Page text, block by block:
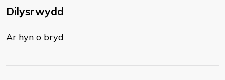
Dilysrwydd
Ar hyn o bryd